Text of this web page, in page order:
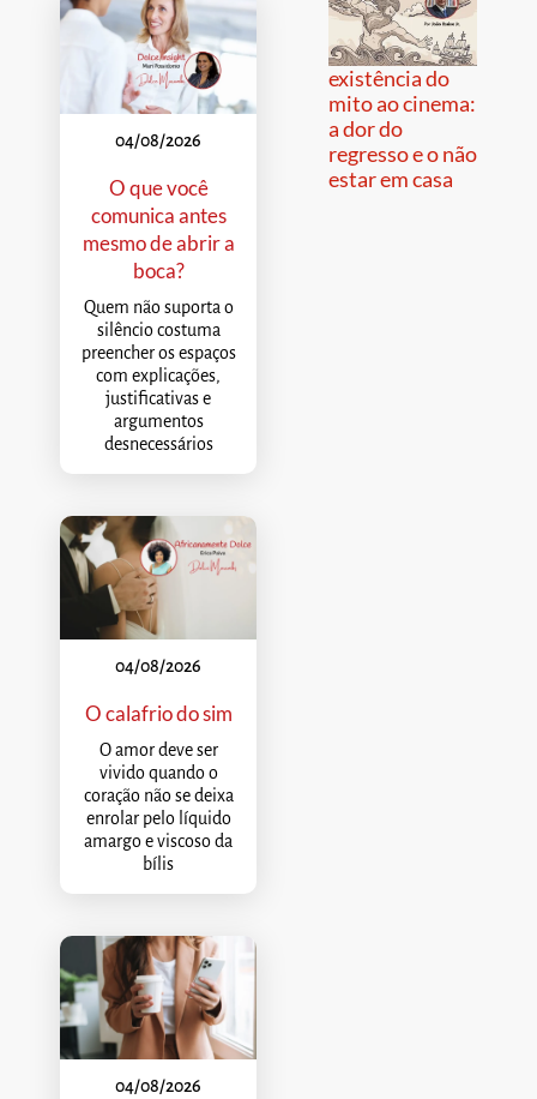
04/08/2026
O que você
comunica antes
mesmo de abrir a
boca?
Quem não suporta o
silêncio costuma
preencher os espaços
com explicações,
justificativas e
argumentos
desnecessários
04/08/2026
O calafrio do sim
O amor deve ser
vivido quando o
coração não se deixa
enrolar pelo líquido
amargo e viscoso da
bílis
04/08/2026
existência do
mito ao cinema:
a dor do
regresso e o não
estar em casa